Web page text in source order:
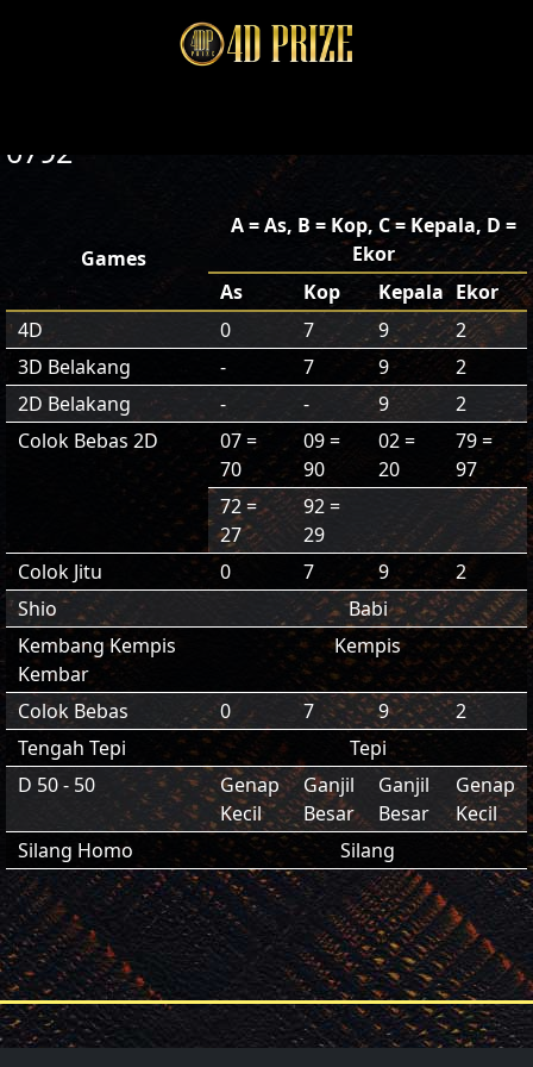
0792
Games
A = As, B = Kop, C = Kepala, D =
Ekor
As
Kop Kepala Ekor
4D
0 7 9
2
3D Belakang
- 7 9
2
2D Belakang
- - 9
2
Colok Bebas 2D
07 =
70
09 =
90
02 =
20
79 =
97
72 =
27
92 =
29
Colok Jitu
0 7 9
2
Shio
Babi
Kembang Kempis
Kembar
Kempis
Colok Bebas 0 7 9
2
Tengah Tepi
Tepi
D 50 - 50
Genap
Kecil
Ganjil
Besar
Ganjil
Besar
Genap
Kecil
Silang Homo
Silang